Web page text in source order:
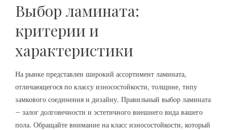
Выбор ламината:
критерии и
характеристики
На рынке представлен широкий ассортимент ламината,
отличающегося по классу износостойкости, толщине, типу
замкового соединения и дизайну. Правильный выбор ламината
– залог долговечности и эстетичного внешнего вида вашего
пола. Обращайте внимание на класс износостойкости, который